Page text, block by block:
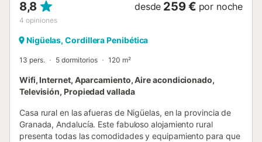
8,8
4 opiniones
desde 259 € por noche
Nigüelas, Cordillera Penibética
13 pers. 5 dormitorios 120 m²
Wifi, Internet, Aparcamiento, Aire acondicionado,
Televisión, Propiedad vallada
Casa rural en las afueras de Nigüelas, en la provincia de
Granada, Andalucía. Este fabuloso alojamiento rural
presenta todas las comodidades y equipamiento para que